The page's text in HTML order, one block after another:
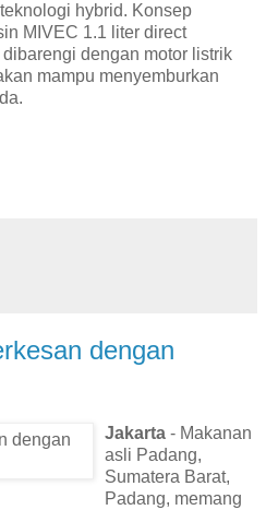
hybrid. Konsep
MIVEC 1.1 liter direct
dengan motor listrik
mampu menyemburkan
dengan
Jakarta - Makanan
asli Padang,
Sumatera Barat,
Padang, memang